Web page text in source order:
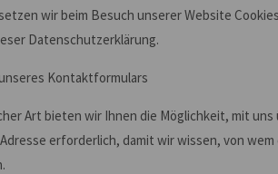
wir beim Besuch unserer Website
Datenschutzerklärung.
Kontaktformulars
Art bieten wir Ihnen die Möglichkeit, mit
erforderlich, damit wir wissen, von